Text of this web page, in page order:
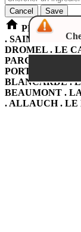
Cancel Save
home
. SAINT-LOUP .
DROMEL . LE
PARC DU 26em
PORT . LA
BLANCARDE .
BEAUMONT .
. ALLAUCH . LE